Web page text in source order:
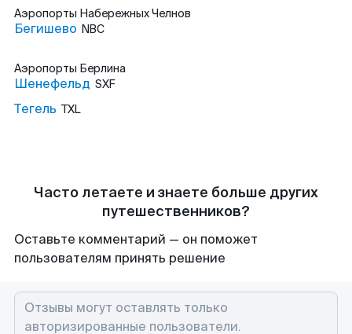
Аэропорты Набережных Челнов
Бегишево NBC
Аэропорты Берлина
Шенефельд SXF
Тегель TXL
Часто летаете и знаете больше других
путешественников?
Оставьте комментарий — он поможет
пользователям принять решение